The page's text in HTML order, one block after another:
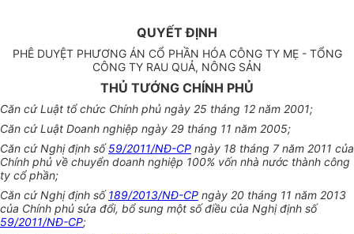
QUYẾT ĐỊNH
PHÊ DUYỆT PHƯƠNG ÁN CỔ PHẦN HÓA CÔNG TY MẸ - TỔNG
CÔNG TY RAU QUẢ, NÔNG SẢN
THỦ TƯỚNG CHÍNH PHỦ
Căn cứ Luật tổ chức Chính phủ ngày 25 tháng 12 năm 2001;
Căn cứ Luật Doanh nghiệp ngày 29 tháng 11 năm 2005;
Căn cứ Nghị định số59/2011/NĐ-CP ngày 18 tháng 7 năm 2011 của
Chính phủ về chuyển doanh nghiệp 100% vốn nhà nước thành công
ty cổ phần;
Căn cứ Nghị định số189/2013/NĐ-CP ngày 20 tháng 11 năm 2013
của Chính phủ sửa đổi, bổ sung một số điều của Nghị định số
59/2011/NĐ-CP;